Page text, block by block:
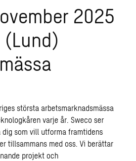
2025
största arbetsmarknadsmässa
varje år. Sweco ser
som vill utforma framtidens
tillsammans med oss. Vi berättar
projekt och